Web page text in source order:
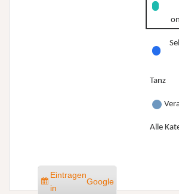
Tanz
Alle
Eintragen
in
Google